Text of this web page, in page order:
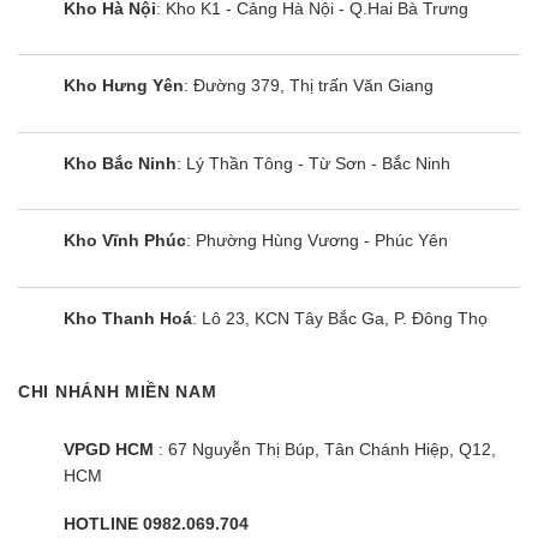
thông qua chức năng này. Lần tới, chỉ cần nhấn
đặt của bạn.
Giặt nhanh
phí giặt giũ mà còn cung cấp cho bạn nhiều
nhân hóa của bạn. Bạn có thể chọn chương trình
25/21 phút đặc biệt dành cho 0,5kg/1kg lượng đồ
Bảo vệ trẻ em và giữ quần áo được an toàn
Kho Hà Nội: Kho K1 - Cảng Hà Nội - Q.Hai Bà Trưng
Kho Hưng Yên: Đường 379, Thị trấn Văn Giang
Kho Bắc Ninh: Lý Thần Tông - Từ Sơn - Bắc Ninh
Kho Vĩnh Phúc: Phường Hùng Vương - Phúc Yên
Kho Thanh Hoá: Lô 23, KCN Tây Bắc Ga, P. Đông Thọ
CHI NHÁNH MIỀN NAM
VPGD HCM : 67 Nguyễn Thị Búp, Tân Chánh Hiệp, Q12,
HCM
HOTLINE 0982.069.704